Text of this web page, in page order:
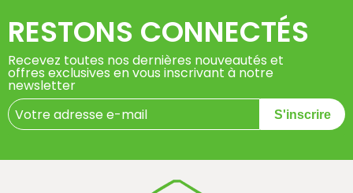
RESTONS CONNECTÉS
Recevez toutes nos dernières nouveautés et
offres exclusives en vous inscrivant à notre
newsletter
S'inscrire